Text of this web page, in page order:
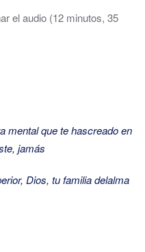
el audio (12 minutos, 35
mental que te hascreado en
jamás
Dios, tu familia delalma